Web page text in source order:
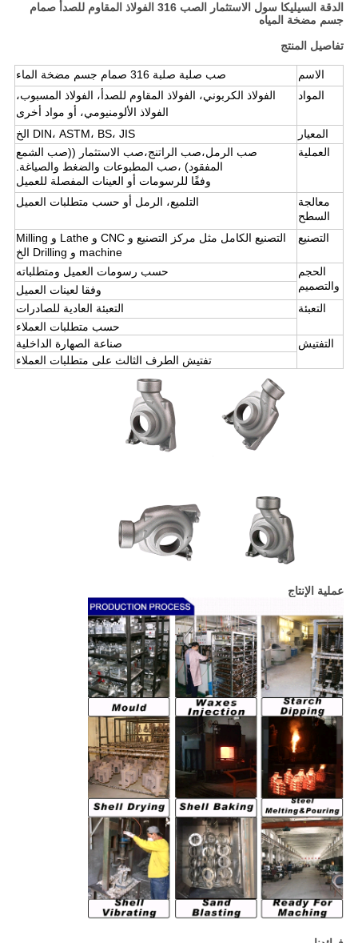
الدقة السيليكا سول الاستثمار الصب 316 الفولاذ المقاوم للصدأ صمام
جسم مضخة المياه
تفاصيل المنتج
الاسم
صب صلبة صلبة 316 صمام جسم مضخة الماء
المواد
الفولاذ الكربوني، الفولاذ المقاوم للصدأ، الفولاذ المسبوب،
الفولاذ الألومنيومي، أو مواد أخرى
المعيار
DIN، ASTM، BS، JIS الخ
العملية
صب الرمل،صب الراتنج،صب الاستثمار ((صب الشمع
المفقود) ،صب المطبوعات والضغط والصياغة.
وفقًا للرسومات أو العينات المفصلة للعميل
معالجة
السطح
التلميع، الرمل أو حسب متطلبات العميل
التصنيع
التصنيع الكامل مثل مركز التصنيع و CNC و Lathe و Milling
machine و Drilling الخ
الحجم
والتصميم
حسب رسومات العميل ومتطلباته
وفقا لعينات العميل
التعبئة
التعبئة العادية للصادرات
حسب متطلبات العملاء
التفتيش
صناعة الصهارة الداخلية
تفتيش الطرف الثالث على متطلبات العملاء
عملية الإنتاج